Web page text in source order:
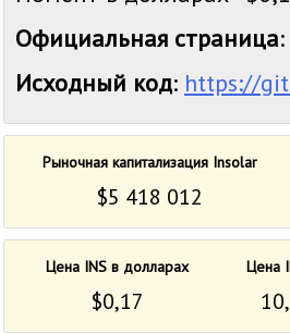
Официальная страница:
Исходный код: https://
Рыночная капитализация Insolar
$5 418 012
Цена INS в долларах Цена
$0,17